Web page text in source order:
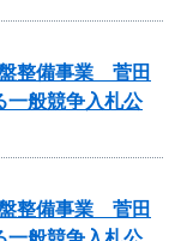
盤整備事業 菅田
一般競争入札公
盤整備事業 菅田